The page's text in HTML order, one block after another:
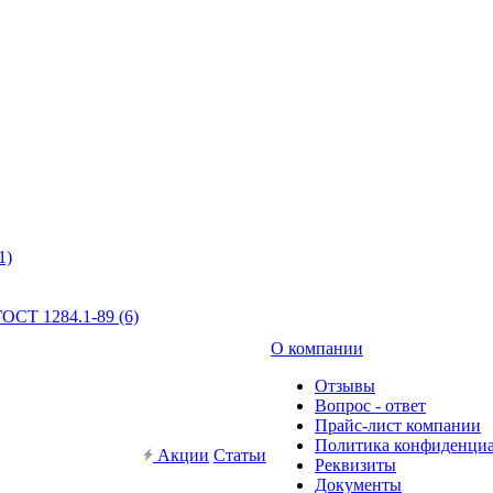
1284.1-89 (6)
Акции Статьи
О компании
Отзывы
Вопрос - ответ
Прайс-лист компании
Политика
Реквизиты
Документы